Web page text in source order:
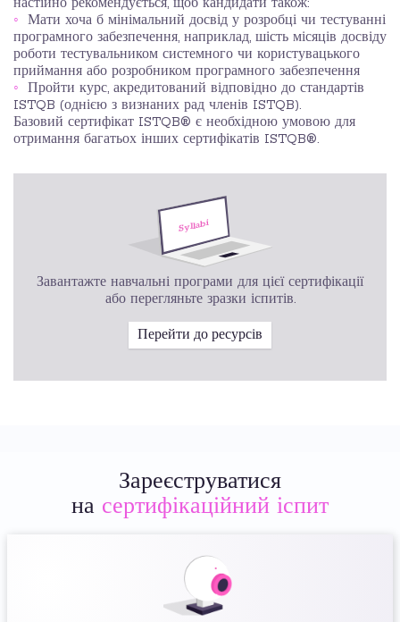
настійно рекомендується, щоб кандидати також:
Мати хоча б мінімальний досвід у розробці чи тестуванні
програмного забезпечення, наприклад, шість місяців досвіду
роботи тестувальником системного чи користувацького
приймання або розробником програмного забезпечення
Пройти курс, акредитований відповідно до стандартів
ISTQB (однією з визнаних рад членів ISTQB).
Базовий сертифікат ISTQB® є необхідною умовою для
отримання багатьох інших сертифікатів ISTQB®.
Завантажте навчальні програми для цієї сертифікації
або перегляньте зразки іспитів.
Перейти до ресурсів
Зареєструватися
на сертифікаційний іспит